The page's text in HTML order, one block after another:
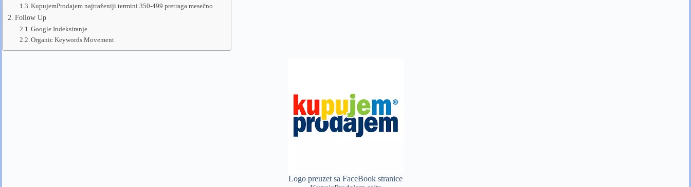
KupujemProdajem najtraženiji termini 350-499 pretraga mesečno
Follow Up
Google Indeksiranje
Organic Keywords Movement
Logo preuzet sa FaceBook stranice